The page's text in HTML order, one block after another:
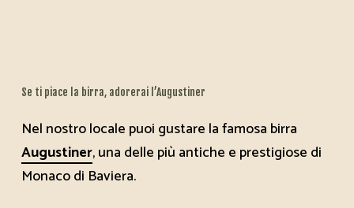
Quanta fame hai oggi?
PRENOTA
Se ti piace la birra, adorerai l’Augustiner
Nel nostro locale puoi gustare la famosa birra
Augustiner, una delle più antiche e prestigiose di
Monaco di Baviera.